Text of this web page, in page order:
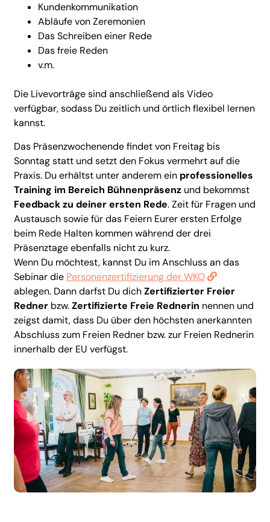
Kundenkommunikation
Abläufe von Zeremonien
Das Schreiben einer Rede
Das freie Reden
v.m.
Die Livevorträge sind anschließend als Video
verfügbar, sodass Du zeitlich und örtlich flexibel lernen
kannst.
Das Präsenzwochenende findet von Freitag bis
Sonntag statt und setzt den Fokus vermehrt auf die
Praxis. Du erhältst unter anderem ein professionelles
Training im Bereich Bühnenpräsenzund bekommst
Feedback zu deiner ersten Rede. Zeit für Fragen und
Austausch sowie für das Feiern Eurer ersten Erfolge
beim Rede Halten kommen während der drei
Präsenztage ebenfalls nicht zu kurz.
Wenn Du möchtest, kannst Du im Anschluss an das
Sebinar die Personenzertifizierung der WKO
ablegen. Dann darfst Du dichZertifizierter Freier
Rednerbzw.Zertifizierte Freie Rednerin nennen und
zeigst damit, dass Du über den höchsten anerkannten
Abschluss zum Freien Redner bzw. zur Freien Rednerin
innerhalb der EU verfügst.